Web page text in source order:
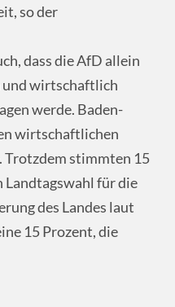
so der
dass die AfD allein
und wirtschaftlich
werde. Baden-
wirtschaftlichen
Trotzdem stimmten 15
Landtagswahl für die
des Landes laut
15 Prozent, die